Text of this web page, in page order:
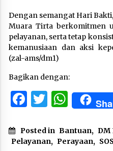
Dengan semangat Hari
Muara Tirta berkomitmen
pelayanan, serta tetap
kemanusiaan dan aksi
(zal-ams/dm1)
Bagikan dengan:
Facebook
Twitter
Posted in Bantuan, DM
Pelayanan, Perayaan,